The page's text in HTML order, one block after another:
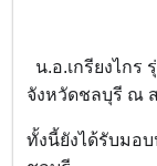
น.อ.เกรียงไกร
จังหวัดชลบุรี ณ
ทั้งนี้ยังได้รับมอ